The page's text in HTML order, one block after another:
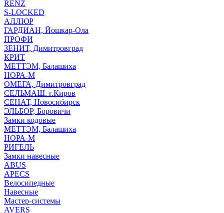
RENZ
S-LOCKED
АЛЛЮР
ГАРДИАН, Йошкар-Ола
ПРОФИ
ЗЕНИТ, Димитровград
КРИТ
МЕТТЭМ, Балашиха
НОРА-М
ОМЕГА, Димитровград
СЕЛЬМАШ. г.Киров
СЕНАТ, Новосибирск
ЭЛЬБОР, Боровичи
Замки кодовые
МЕТТЭМ, Балашиха
НОРА-М
РИГЕЛЬ
Замки навесные
ABUS
APECS
Велосипедные
Навесные
Мастер-системы
AVERS